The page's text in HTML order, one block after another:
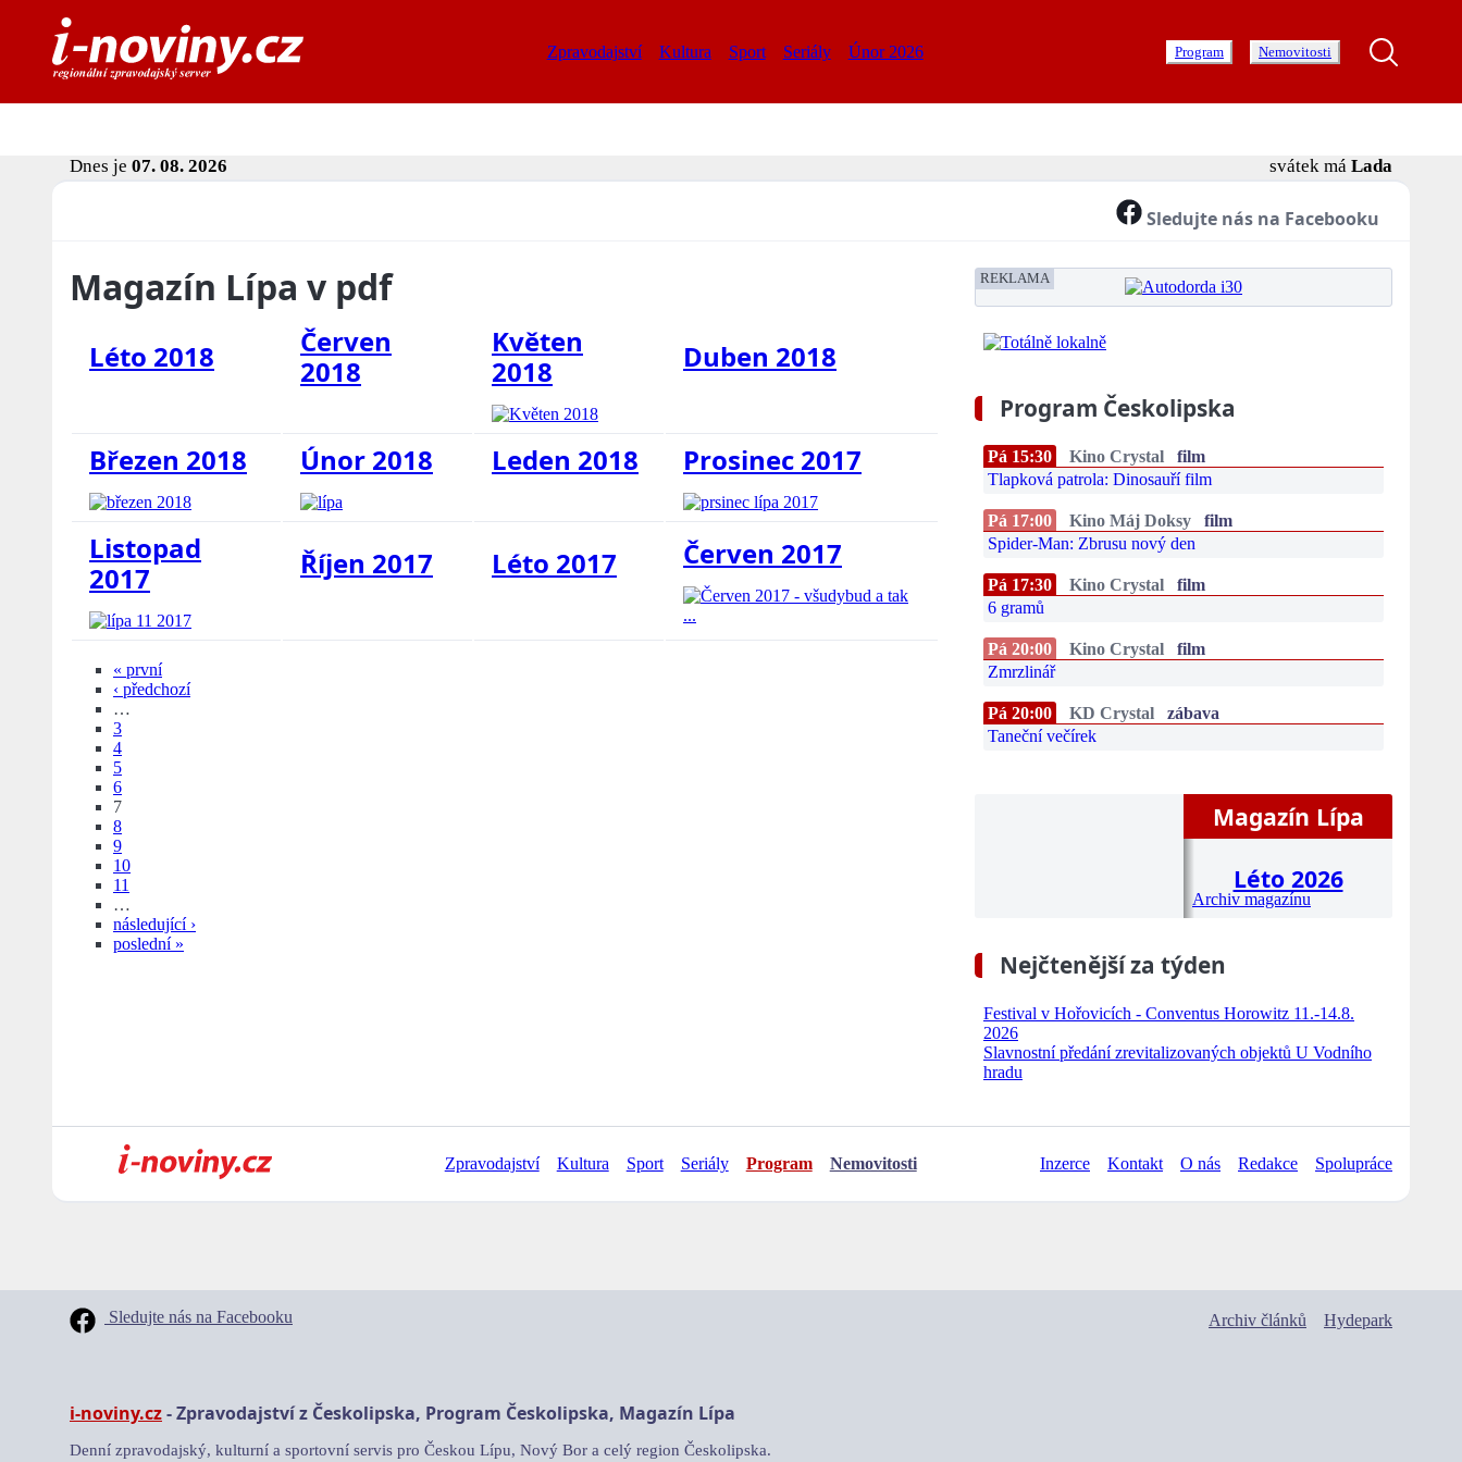
Zpravodajství Kultura Sport Seriály Únor 2026 Program Nemovitosti
Dnes je 07. 08. 2026 svátek má Lada
Sledujte nás na Facebooku
Magazín Lípa v pdf
Léto 2018
Červen
2018
Květen
2018
Duben 2018
Březen 2018 Únor 2018 Leden 2018 Prosinec 2017
Listopad
2017
Říjen 2017 Léto 2017 Červen 2017
« první
‹ předchozí
…
3
4
5
6
7
8
9
10
11
…
následující ›
poslední »
REKLAMA
Program Českolipska
Pá 15:30 Kino Crystal
film
Tlapková patrola: Dinosauří film
Pá 17:00 Kino Máj Doksy
film
Spider-Man: Zbrusu nový den
Pá 17:30 Kino Crystal
film
6 gramů
Pá 20:00 Kino Crystal
film
Zmrzlinář
Pá 20:00 KD Crystal
zábava
Taneční večírek
Magazín Lípa
Léto 2026
Archiv magazínu
Nejčtenější za týden
Festival v Hořovicích - Conventus Horowitz 11.-14.8.
2026
Slavnostní předání zrevitalizovaných objektů U Vodního
hradu
Zpravodajství Kultura Sport Seriály Program Nemovitosti Inzerce Kontakt O nás Redakce Spolupráce
Sledujte nás na Facebooku Archiv článků Hydepark
i-noviny.cz- Zpravodajství z Českolipska, Program Českolipska, Magazín Lípa
Denní zpravodajský, kulturní a sportovní servis pro Českou Lípu, Nový Bor a celý region Českolipska.